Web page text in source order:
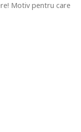
Motiv pentru care